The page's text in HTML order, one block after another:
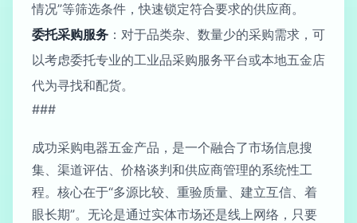
情况”等筛选条件，快速锁定符合要求的供应商。
委托采购服务 ：对于品类杂、数量少的采购需求，可
以考虑委托专业的工业品采购服务平台或本地五金店
代为寻找和配货。
###
成功采购电器五金产品，是一个融合了市场信息搜
集、渠道评估、价格谈判和供应商管理的系统性工
程。核心在于“多源比较、重验质量、建立互信、着
眼长期”。无论是通过实体市场还是线上网络，只要